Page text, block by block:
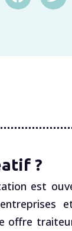
?
est
offre